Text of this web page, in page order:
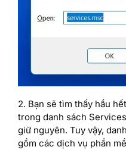
2. Bạn sẽ tìm thấy hầu
trong danh sách
giữ nguyên. Tuy vậy,
gồm các dịch vụ phần